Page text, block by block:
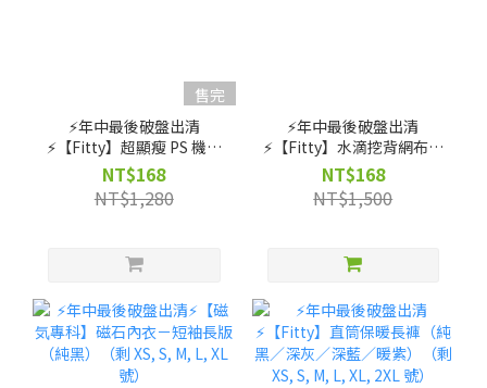
售完
⚡️年中最後破盤出清
⚡️【Fitty】超顯瘦 PS 機能
運動褲（剩 XL 號）
NT$168
NT$1,280
⚡️年中最後破盤出清
⚡️【Fitty】水滴挖背網布拼
接上衣－天海藍（剩 XS, S,
M, L 號）
NT$168
NT$1,500